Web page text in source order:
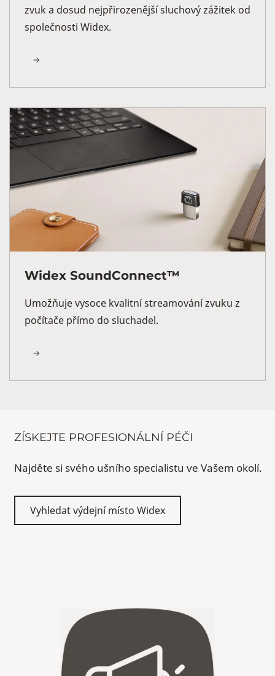
zvuk a dosud nejpřirozenější sluchový zážitek od
společnosti Widex.
Widex SoundConnect™
Umožňuje vysoce kvalitní streamování zvuku z
počítače přímo do sluchadel.
ZÍSKEJTE PROFESIONÁLNÍ PÉČI
Najděte si svého ušního specialistu ve Vašem okolí.
Vyhledat výdejní místo Widex